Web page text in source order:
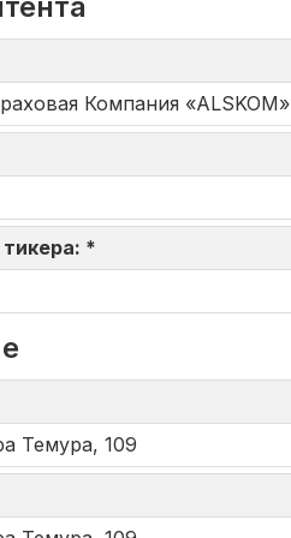
Компания «ALSKOM»
*
Темура, 109